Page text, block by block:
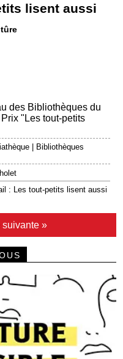
lisent aussi
des Bibliothèques du
"Les tout-petits
Bibliothèques
: Les tout-petits lisent aussi
suivante »